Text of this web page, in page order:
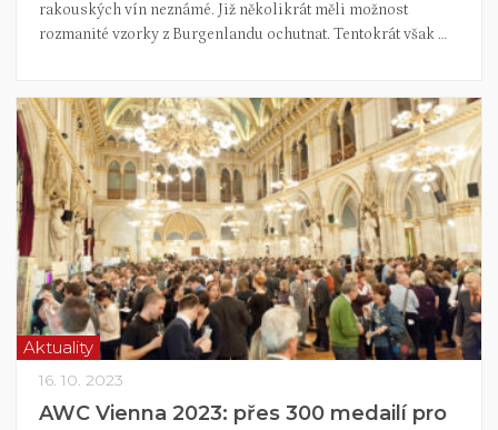
rakouských vín neznámé. Již několikrát měli možnost
rozmanité vzorky z Burgenlandu ochutnat. Tentokrát však …
Aktuality
16. 10. 2023
AWC Vienna 2023: přes 300 medailí pro